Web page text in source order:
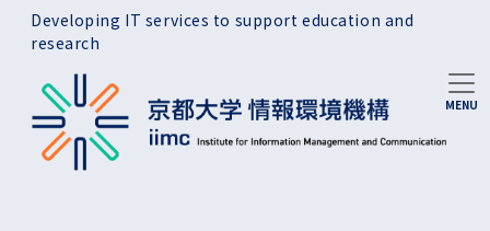
Skip to main content
Developing IT services to support education and
research